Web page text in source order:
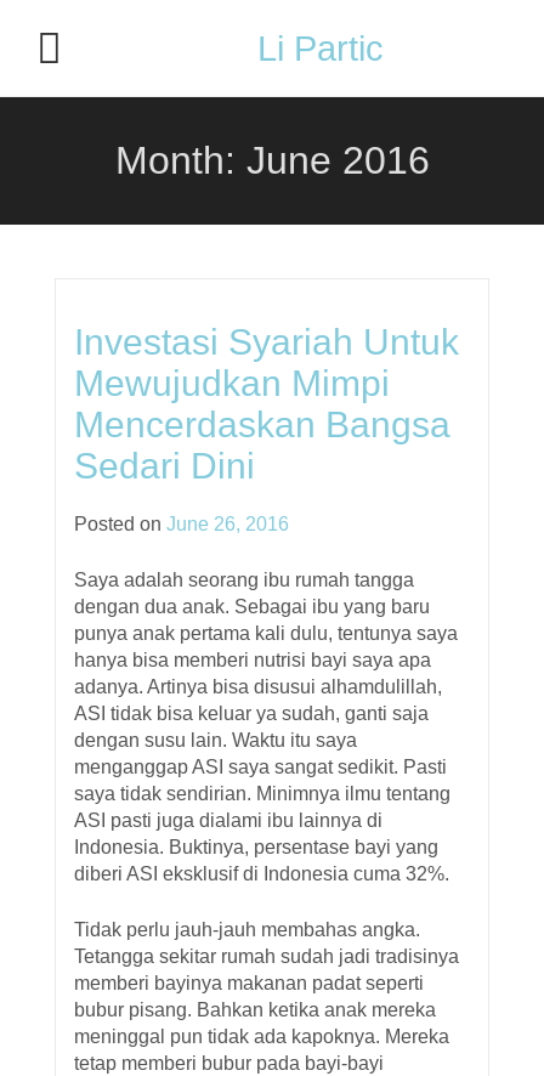
Li Partic
Month: June 2016
Investasi Syariah Untuk
Mewujudkan Mimpi
Mencerdaskan Bangsa
Sedari Dini
Posted on June 26, 2016
Saya adalah seorang ibu rumah tangga
dengan dua anak. Sebagai ibu yang baru
punya anak pertama kali dulu, tentunya saya
hanya bisa memberi nutrisi bayi saya apa
adanya. Artinya bisa disusui alhamdulillah,
ASI tidak bisa keluar ya sudah, ganti saja
dengan susu lain. Waktu itu saya
menganggap ASI saya sangat sedikit. Pasti
saya tidak sendirian. Minimnya ilmu tentang
ASI pasti juga dialami ibu lainnya di
Indonesia. Buktinya, persentase bayi yang
diberi ASI eksklusif di Indonesia cuma 32%.
Tidak perlu jauh-jauh membahas angka.
Tetangga sekitar rumah sudah jadi tradisinya
memberi bayinya makanan padat seperti
bubur pisang. Bahkan ketika anak mereka
meninggal pun tidak ada kapoknya. Mereka
tetap memberi bubur pada bayi-bayi